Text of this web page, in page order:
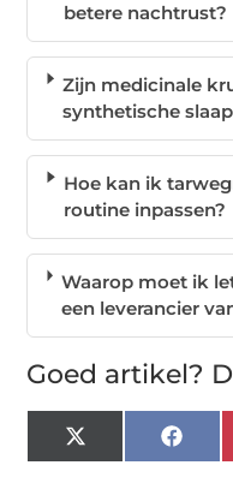
betere nachtrust?
Zijn medicinale
synthetische
Hoe kan ik
routine inpassen?
Waarop moet ik
een leverancier
Goed artikel?
X
(Twitter)